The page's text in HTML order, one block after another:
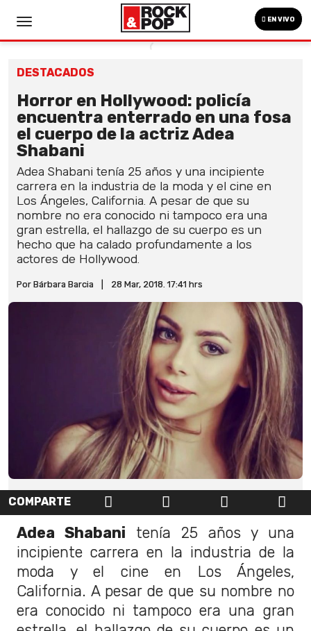
EN VIVO
DESTACADOS
Horror en Hollywood: policía
encuentra enterrado en una fosa
el cuerpo de la actriz Adea
Shabani
Adea Shabani tenía 25 años y una incipiente
carrera en la industria de la moda y el cine en
Los Ángeles, California. A pesar de que su
nombre no era conocido ni tampoco era una
gran estrella, el hallazgo de su cuerpo es un
hecho que ha calado profundamente a los
actores de Hollywood.
Por Bárbara Barcia 28 Mar, 2018. 17:41 hrs
COMPARTE
Adea Shabani tenía 25 años y una
incipiente carrera en la industria de la
moda y el cine en Los Ángeles,
California. A pesar de que su nombre no
era conocido ni tampoco era una gran